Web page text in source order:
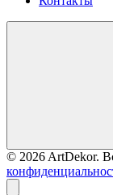
© 2026 ArtDekor.